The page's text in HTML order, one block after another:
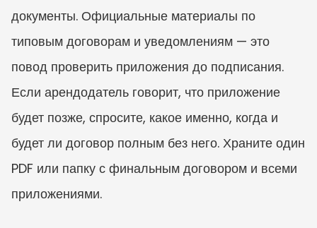
документы. Официальные материалы по
типовым договорам и уведомлениям — это
повод проверить приложения до подписания.
Если арендодатель говорит, что приложение
будет позже, спросите, какое именно, когда и
будет ли договор полным без него. Храните один
PDF или папку с финальным договором и всеми
приложениями.